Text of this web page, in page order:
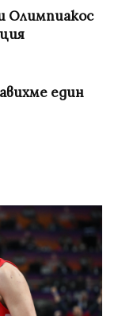
Олимпиакос
един